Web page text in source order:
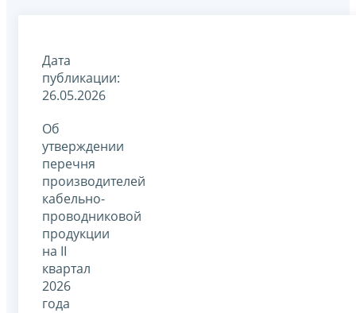
Дата
публикации:
26.05.2026
Об
утверждении
перечня
производителей
кабельно-
проводниковой
продукции
на II
квартал
2026
года